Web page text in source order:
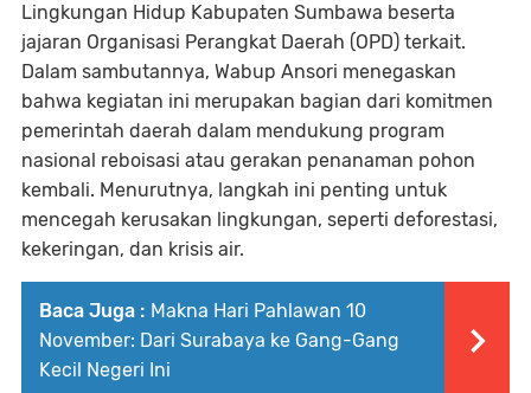
Lingkungan Hidup Kabupaten Sumbawa beserta
jajaran Organisasi Perangkat Daerah (OPD) terkait.
Dalam sambutannya, Wabup Ansori menegaskan
bahwa kegiatan ini merupakan bagian dari komitmen
pemerintah daerah dalam mendukung program
nasional reboisasi atau gerakan penanaman pohon
kembali. Menurutnya, langkah ini penting untuk
mencegah kerusakan lingkungan, seperti deforestasi,
kekeringan, dan krisis air.
Baca Juga : Makna Hari Pahlawan 10
November: Dari Surabaya ke Gang-Gang
Kecil Negeri Ini